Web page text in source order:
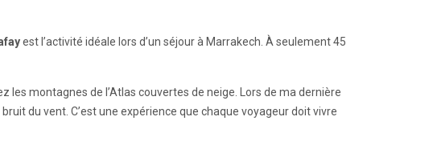
est l’activité idéale lors d’un séjour à Marrakech. À seulement 45
les montagnes de l’Atlas couvertes de neige. Lors de ma dernière
du vent. C’est une expérience que chaque voyageur doit vivre